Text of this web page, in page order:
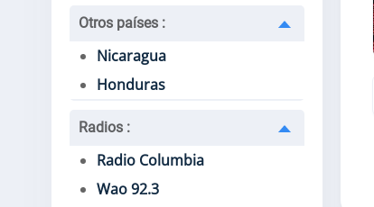
Otros países :
Nicaragua
Honduras
Radios :
Radio Columbia
Wao 92.3